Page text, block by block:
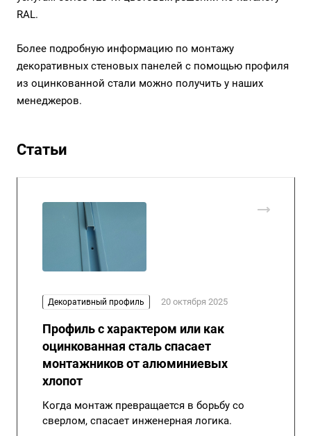
RAL.
Более подробную информацию по монтажу
декоративных стеновых панелей с помощью профиля
из оцинкованной стали можно получить у наших
менеджеров.
Статьи
Декоративный профиль 20 октября 2025
Профиль с характером или как
оцинкованная сталь спасает
монтажников от алюминиевых
хлопот
Когда монтаж превращается в борьбу со
сверлом, спасает инженерная логика.